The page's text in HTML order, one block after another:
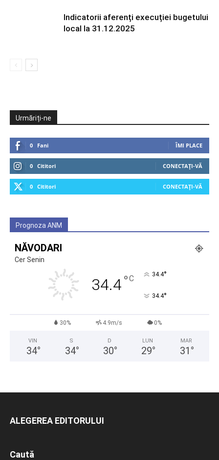
Indicatorii aferenți execuției bugetului
local la 31.12.2025
Urmăriți-ne
0 Fani ÎMI PLACE
0 Cititori CONECTAȚI-VĂ
0 Cititori CONECTAȚI-VĂ
Prognoza ANM
NĂVODARI
Cer Senin
34.4°C 34.4°
34.4°
30% 4.9m/s 0%
VIN
34°
S
34°
D
30°
LUN
29°
MAR
31 °
ALEGEREA EDITORULUI
Caută